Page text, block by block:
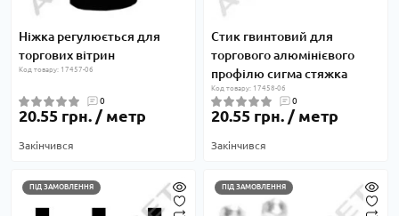
Ніжка регулюється для
торгових вітрин
Код товару: 17457-06
0
20.55 грн. / метр
Закінчився
Стик гвинтовий для
торгового алюмінієвого
профілю сигма стяжка
Код товару: 17458-06
0
20.55 грн. / метр
Закінчився
ПІД ЗАМОВЛЕННЯ ПІД ЗАМОВЛЕННЯ